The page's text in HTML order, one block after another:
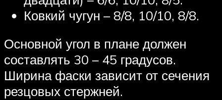
Ковкий чугун – 8/8, 10/10, 8/8.
Основной угол в плане должен
составлять 30 – 45 градусов.
Ширина фаски зависит от сечения
резцовых стержней.